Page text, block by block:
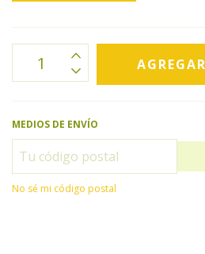
MEDIOS DE ENVÍO
No sé mi código postal